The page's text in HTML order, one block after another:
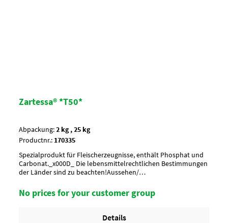
Zartessa® *T50*
Abpackung:
2 kg , 25 kg
Productnr.: 170335
Spezialprodukt für Fleischerzeugnisse, enthält Phosphat und
Carbonat._x000D_ Die lebensmittelrechtlichen Bestimmungen
der Länder sind zu beachten!Aussehen/
kgUmverpackung10 Btl. je Krt. (DF 102) / 36 Krt. per
PaletteArtikel-StatusHalal zertifiziertUnterliegt GHS
No prices for your customer group
Details